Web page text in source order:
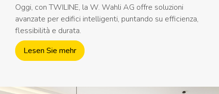
Oggi, con TWILINE, la W. Wahli AG offre soluzioni
avanzate per edifici intelligenti, puntando su efficienza,
flessibilità e durata.
Lesen Sie mehr